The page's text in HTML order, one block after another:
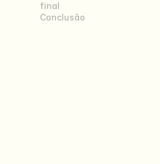
final
Conclusão